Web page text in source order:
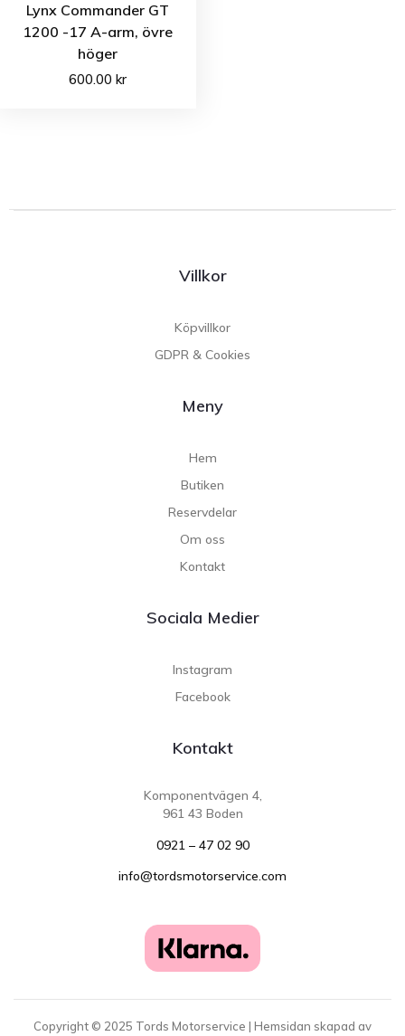
Lynx Commander GT
1200 -17 A-arm, övre
höger
600.00kr
Villkor
Köpvillkor
GDPR & Cookies
Meny
Hem
Butiken
Reservdelar
Om oss
Kontakt
Sociala Medier
Instagram
Facebook
Kontakt
Komponentvägen 4,
961 43 Boden
0921 – 47 02 90
info@tordsmotorservice.com
Copyright © 2025 Tords Motorservice | Hemsidan skapad av